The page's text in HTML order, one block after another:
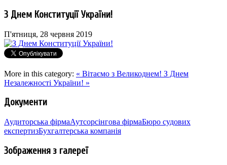
З Днем Конституції України!
П'ятниця, 28 червня 2019
More in this category: « Вітаємо з Великоднем! З Днем
Незалежності України! »
Документи
Аудиторська фірмаАутсорсінгова фірмаБюро судових
експертизБухгалтерська компанія
Зображення з галереї